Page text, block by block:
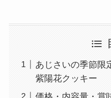
あじさいの季節限
紫陽花クッキー